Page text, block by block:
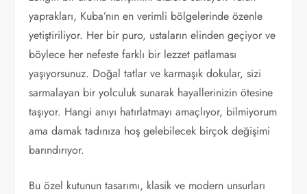
yaprakları, Kuba’nın en verimli bölgelerinde özenle
yetiştiriliyor. Her bir puro, ustaların elinden geçiyor ve
böylece her nefeste farklı bir lezzet patlaması
yaşıyorsunuz. Doğal tatlar ve karmaşık dokular, sizi
sarmalayan bir yolculuk sunarak hayallerinizin ötesine
taşıyor. Hangi anıyı hatırlatmayı amaçlıyor, bilmiyorum
ama damak tadınıza hoş gelebilecek birçok değişimi
barındırıyor.
Bu özel kutunun tasarımı, klasik ve modern unsurları